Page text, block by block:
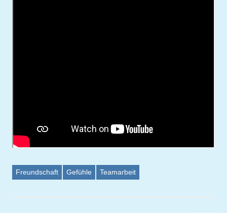
Freundschaft Gefühle Teamarbeit